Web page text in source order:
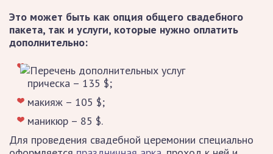
Это может быть как опция общего свадебного
пакета, так и услуги, которые нужно оплатить
дополнительно:
прическа – 135 $;
макияж – 105 $;
маникюр – 85 $.
Для проведения свадебной церемонии специально